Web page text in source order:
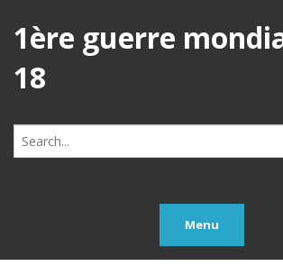
1ère guerre
18
Search
for:
Menu